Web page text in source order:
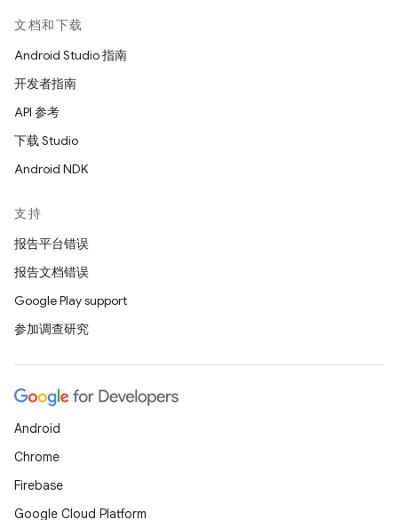
文档和下载
Android Studio 指南
开发者指南
API 参考
下载 Studio
Android NDK
支持
报告平台错误
报告文档错误
Google Play support
参加调查研究
Android
Chrome
Firebase
Google Cloud Platform